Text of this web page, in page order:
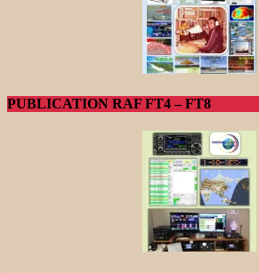
PUBLICATION RAF FT4 – FT8